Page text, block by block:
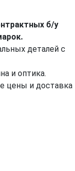
б/у
деталей с
и оптика.
цены и доставка